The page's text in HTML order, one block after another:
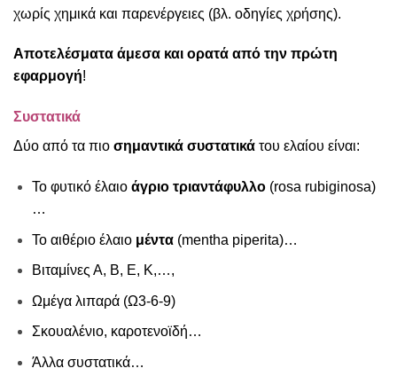
χωρίς χημικά και παρενέργειες (βλ. οδηγίες χρήσης).
Αποτελέσματα άμεσα και ορατά από την πρώτη
εφαρμογή!
Συστατικά
Δύο από τα πιο σημαντικά συστατικά του ελαίου είναι:
Το φυτικό έλαιο άγριο τριαντάφυλλο(rosa rubiginosa)
…
Το αιθέριο έλαιο μέντα(mentha piperita)…
Βιταμίνες Α, Β, Ε, Κ,…,
Ωμέγα λιπαρά (Ω3-6-9)
Σκουαλένιο, καροτενοϊδή…
Άλλα συστατικά…